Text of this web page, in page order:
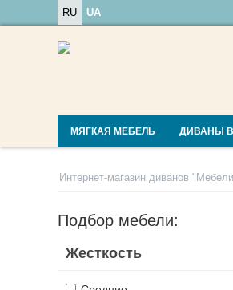
RU UA
МЯГКАЯ МЕБЕЛЬ ДИВАНЫ
Интернет-магазин диванов
Подбор мебели:
Жесткость